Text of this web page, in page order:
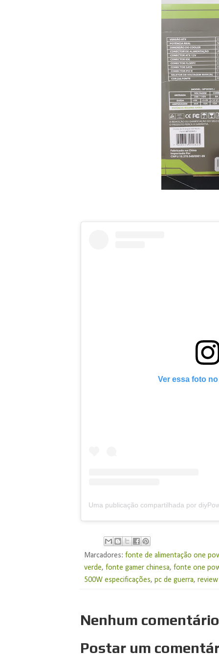
Ver essa foto
Marcadores:fonte de alimentação one
verde,fonte gamer chinesa,fonte one
500W especificações,pc de guerra,
Nenhum
Postar um